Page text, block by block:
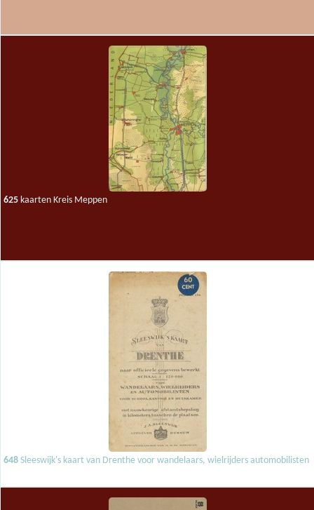
625 kaarten Kreis Meppen
648 Sleeswijk's kaart van Drenthe voor wandelaars, wielrijders automobilisten